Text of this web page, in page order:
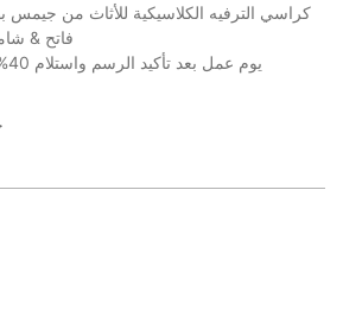
كراسي الترفيه الكلاسيكية للأثاث من جيمس
فاتح &
38 يوم عمل بعد تأكيد الرسم واستلام 40% وديعة